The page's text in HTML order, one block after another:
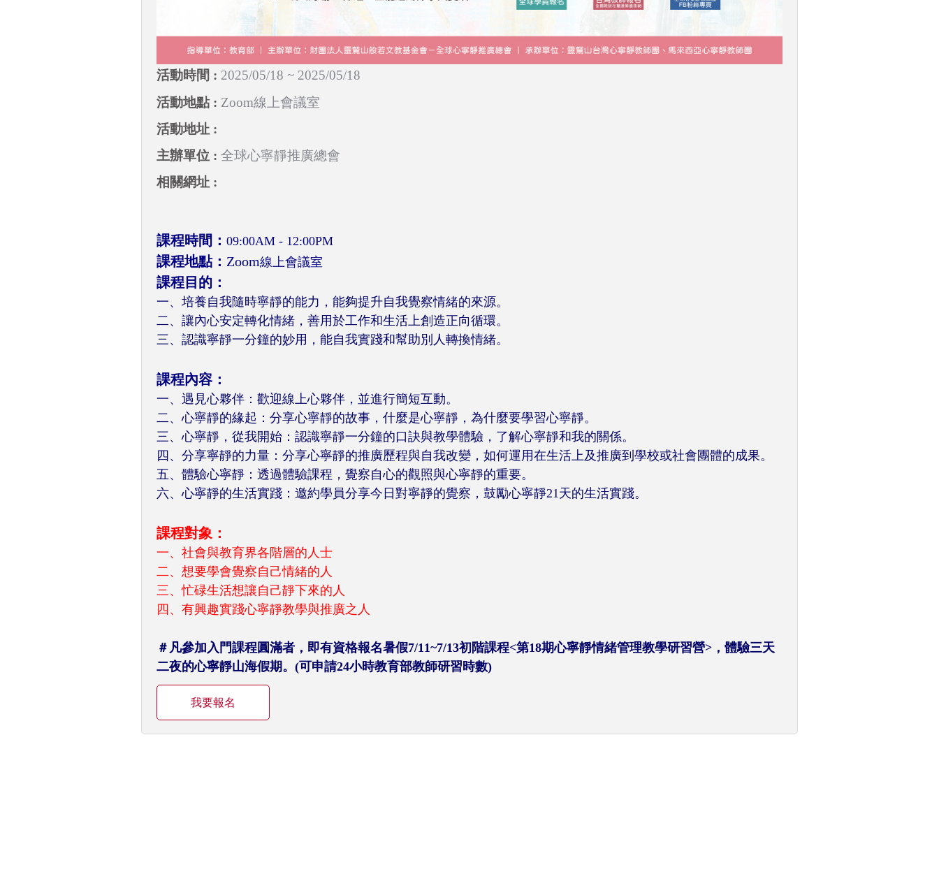
2025/05/18 ~ 2025/05/18
Zoom線上會議室
全球心寧靜推廣總會
課程時間： 09:00AM - 12:00PM
課程地點： Zoom線上會議室
課程目的：
一、培養自我隨時寧靜的能力，能夠提升自我覺察情緒的來源。
二、讓內心安定轉化情緒，善用於工作和生活上創造正向循環。
三、認識寧靜一分鐘的妙用，能自我實踐和幫助別人轉換情緒。
課程內容：
一、遇見心夥伴：歡迎線上心夥伴，並進行簡短互動。
二、心寧靜的緣起：分享心寧靜的故事，什麼是心寧靜，為什麼要學習心寧靜。
三、心寧靜，從我開始：認識寧靜一分鐘的口訣與教學體驗，了解心寧靜和我的關係。
四、分享寧靜的力量：分享心寧靜的推廣歷程與自我改變，如何運用在生活上及推廣到學校或社會團體的成果。
五、體驗心寧靜：透過體驗課程，覺察自心的觀照與心寧靜的重要。
六、心寧靜的生活實踐：邀約學員分享今日對寧靜的覺察，鼓勵心寧靜21天的生活實踐。
課程對象：
一、社會與教育界各階層的人士
二、想要學會覺察自己情緒的人
三、忙碌生活想讓自己靜下來的人
四、有興趣實踐心寧靜教學與推廣之人
＃凡參加入門課程圓滿者，即有資格報名暑假7/11~7/13初階課程<第18期心寧靜情緒管理教學研習營>，體驗三天
二夜的心寧靜山海假期。(可申請24小時教育部教師研習時數)
我要報名